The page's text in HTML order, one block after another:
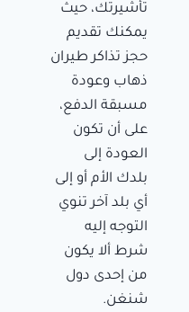
تأشيرتك، حيث
يمكنك تقديم
حجز تذاكر طيران
ذهاب وعودة
مسبقة الدفع،
على أن تكون
العودة إلى
بلدك الأم أو إلى
أي بلد آخر تنوي
التوجه إليه
شرط ألا يكون
من إحدى دول
شنغن.